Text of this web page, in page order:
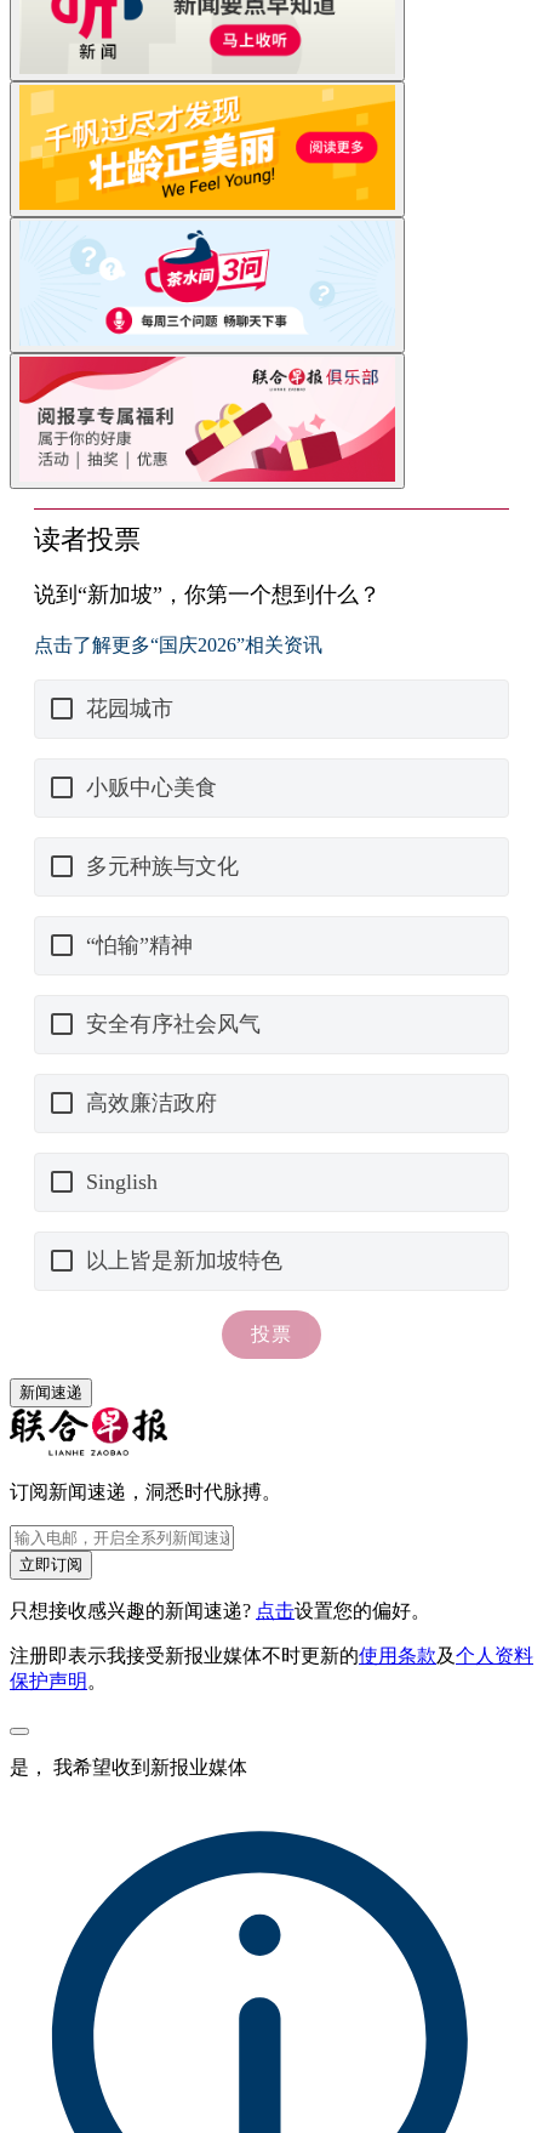
新闻速递
订阅新闻速递，洞悉时代脉搏。
立即订阅
只想接收感兴趣的新闻速递? 点击设置您的偏好。
注册即表示我接受新报业媒体不时更新的使用条款及个人资料
保护声明 。
是， 我希望收到新报业媒体